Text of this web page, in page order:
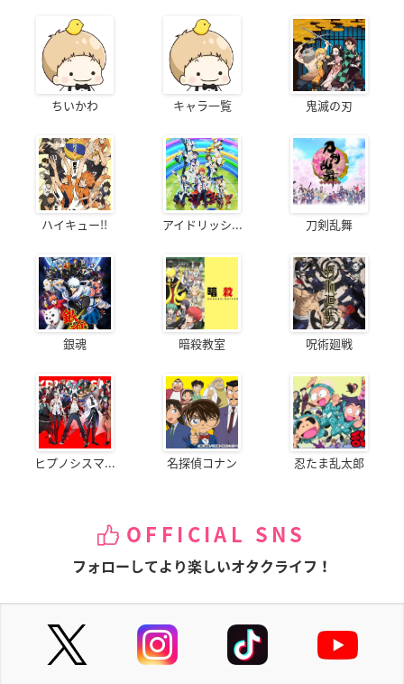
ちいかわ キャラ一覧 鬼滅の刃
ハイキュー!! アイドリッシ... 刀剣乱舞
銀魂 暗殺教室 呪術廻戦
ヒプノシスマ... 名探偵コナン 忍たま乱太郎
OFFICIAL SNS
フォローしてより楽しいオタクライフ！